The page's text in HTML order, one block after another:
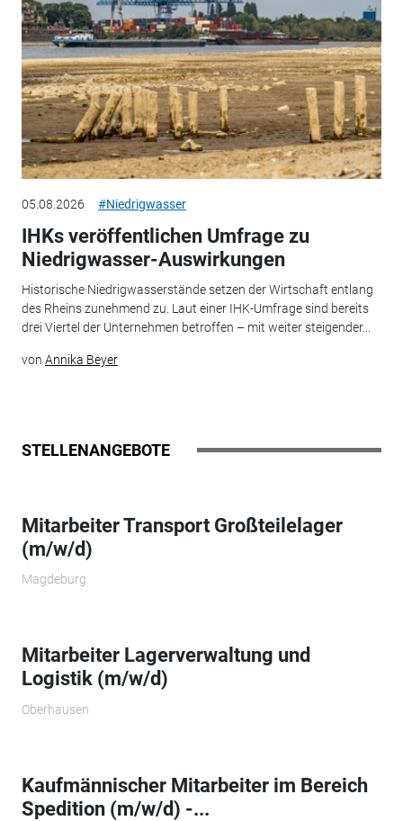
05.08.2026 #Niedrigwasser
IHKs veröffentlichen Umfrage zu
Niedrigwasser-Auswirkungen
Historische Niedrigwasserstände setzen der Wirtschaft entlang
des Rheins zunehmend zu. Laut einer IHK-Umfrage sind bereits
drei Viertel der Unternehmen betroffen – mit weiter steigender...
von Annika Beyer
STELLENANGEBOTE
Mitarbeiter Transport Großteilelager
(m/w/d)
Magdeburg
Mitarbeiter Lagerverwaltung und
Logistik (m/w/d)
Oberhausen
Kaufmännischer Mitarbeiter im Bereich
Spedition (m/w/d) -...